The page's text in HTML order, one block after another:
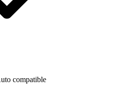
compatible